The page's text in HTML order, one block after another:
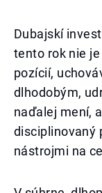
Dubajskí
tento rok nie
pozícií,
dlhodobým,
naďalej mení,
disciplinovaný
nástrojmi na